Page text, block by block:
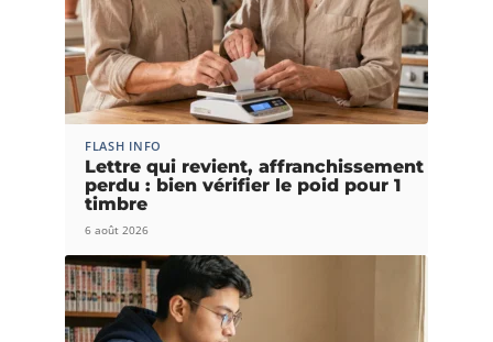
FLASH INFO
Lettre qui revient, affranchissement
perdu : bien vérifier le poid pour 1
timbre
6 août 2026